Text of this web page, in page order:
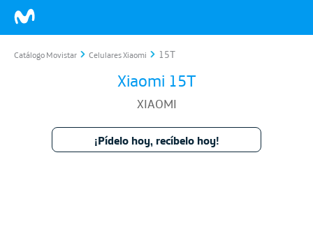
Catálogo Movistar Celulares Xiaomi 15T
Xiaomi 15T
XIAOMI
¡Pídelo hoy, recíbelo hoy!